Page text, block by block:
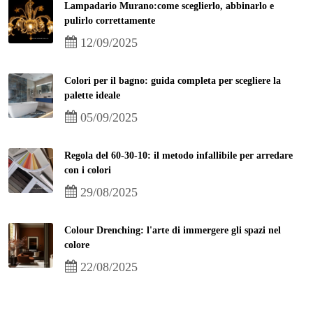
Lampadario Murano:come sceglierlo, abbinarlo e
pulirlo correttamente
12/09/2025
Colori per il bagno: guida completa per scegliere la
palette ideale
05/09/2025
Regola del 60-30-10: il metodo infallibile per arredare
con i colori
29/08/2025
Colour Drenching: l'arte di immergere gli spazi nel
colore
22/08/2025